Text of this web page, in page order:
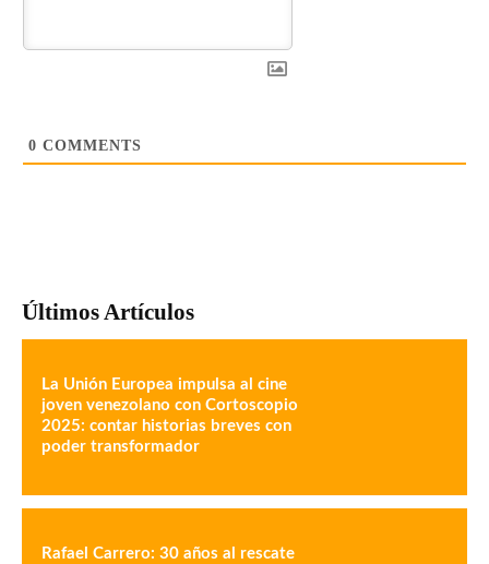
0 COMMENTS
Últimos Artículos
La Unión Europea impulsa al cine
joven venezolano con Cortoscopio
2025: contar historias breves con
poder transformador
Rafael Carrero: 30 años al rescate